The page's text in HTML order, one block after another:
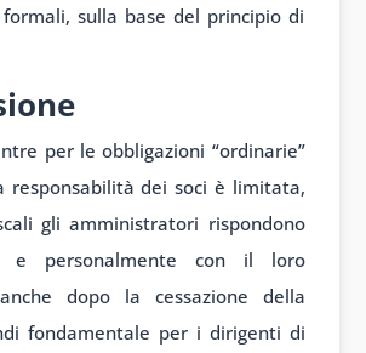
sulla base del principio di
per le obbligazioni “ordinarie”
responsabilità dei soci è limitata,
gli amministratori rispondono
e personalmente con il loro
dopo la cessazione della
fondamentale per i dirigenti di